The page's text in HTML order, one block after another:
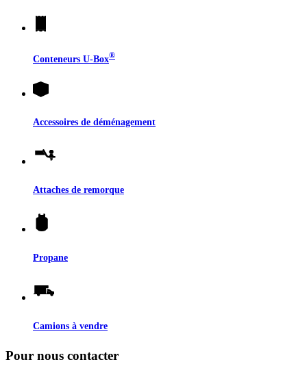
Conteneurs U-Box®
Accessoires de déménagement
Attaches de remorque
Propane
Camions à vendre
Pour nous contacter